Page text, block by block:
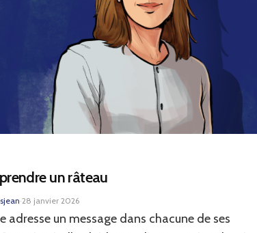
un râteau
·28 janvier 2026
adresse un message dans chacune de ses